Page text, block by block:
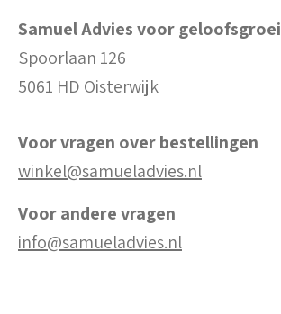
Samuel Advies voor geloofsgroei
Spoorlaan 126
5061 HD Oisterwijk
Voor vragen over bestellingen
winkel@samueladvies.nl
Voor andere vragen
info@samueladvies.nl